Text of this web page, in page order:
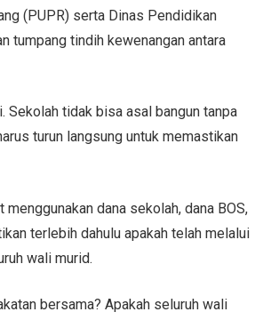
(PUPR) serta Dinas Pendidikan
tumpang tindih kewenangan antara
Sekolah tidak bisa asal bangun tanpa
turun langsung untuk memastikan
dana sekolah, dana BOS,
terlebih dahulu apakah telah melalui
wali murid.
bersama? Apakah seluruh wali